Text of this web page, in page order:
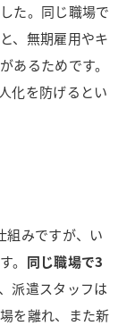
た。同じ職場で
、無期雇用やキ
あるためです。
化を防げるとい
組みですが、い
。 同じ職場で3
派遣スタッフは
を離れ、また新